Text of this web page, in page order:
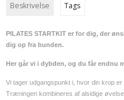
Beskrivelse Tags
PILATES STARTKIT er for dig, der
dig op fra bunden.
Her går vi i dybden, og du får endnu
Vi tager udgangspunkt i, hvor din krop er
Træningen kombineres af alsidige